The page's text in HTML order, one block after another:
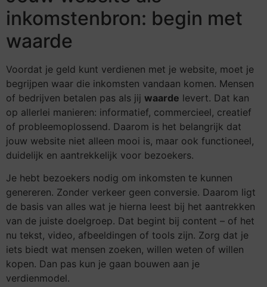
inkomstenbron: begin met
waarde
Voordat je geld kunt verdienen met je website, moet je
begrijpen waar die inkomsten vandaan komen. Mensen
of bedrijven betalen pas als jij waarde levert. Dat kan
op allerlei manieren: informatief, commercieel, creatief
of probleemoplossend. Daarom is het belangrijk dat
jouw website niet alleen mooi is, maar ook functioneel,
duidelijk en aantrekkelijk voor bezoekers.
Je hebt bezoekers nodig om inkomsten te kunnen
genereren. Zonder verkeer geen conversie. Daarom ligt
de basis van alles wat je hierna leest bij het aantrekken
van de juiste doelgroep. Dat begint bij content – of het
nu tekst, video, afbeeldingen of tools zijn. Zorg dat je
iets biedt wat mensen zoeken, willen weten of willen
kopen. Dan pas kun je gaan bouwen aan je
verdienmodel.